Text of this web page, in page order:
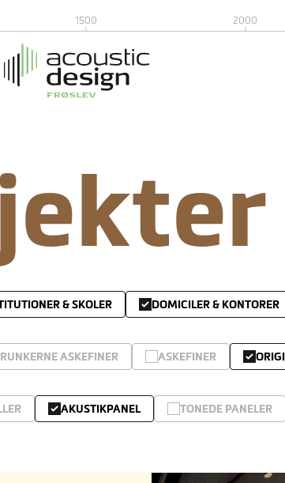
1500 2000
& SKOLER DOMICILER & KONTORER
ASKEFINER ASKEFINER
AKUSTIKPANEL TONEDE PANELER